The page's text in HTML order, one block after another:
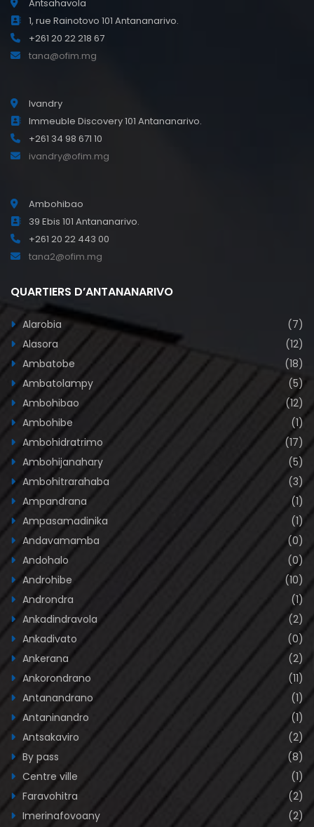
Antsahavola
1, rue Rainotovo 101 Antananarivo.
+261 20 22 218 67
tana@ofim.mg
Ivandry
Immeuble Discovery 101 Antananarivo.
+261 34 98 671 10
ivandry@ofim.mg
Ambohibao
39 Ebis 101 Antananarivo.
+261 20 22 443 00
tana2@ofim.mg
QUARTIERS D’ANTANANARIVO
Alarobia
(7)
Alasora
(12)
Ambatobe
(18)
Ambatolampy
(5)
Ambohibao
(12)
Ambohibe
(1)
Ambohidratrimo
(17)
Ambohijanahary
(5)
Ambohitrarahaba
(3)
Ampandrana
(1)
Ampasamadinika
(1)
Andavamamba
(0)
Andohalo
(0)
Androhibe
(10)
Androndra
(1)
Ankadindravola
(2)
Ankadivato
(0)
Ankerana
(2)
Ankorondrano
(11)
Antanandrano
(1)
Antaninandro
(1)
Antsakaviro
(2)
By pass
(8)
Centre ville
(1)
Faravohitra
(2)
Imerinafovoany
(2)